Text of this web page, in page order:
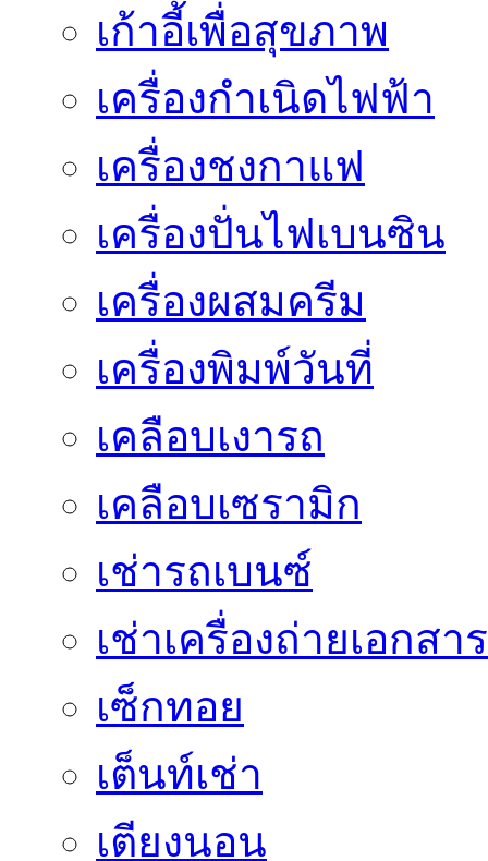
เก้าอี้เพื่อสุขภาพ
เครื่องกำเนิดไฟฟ้า
เครื่องชงกาแฟ
เครื่องปั่นไฟเบนซิน
เครื่องผสมครีม
เครื่องพิมพ์วันที่
เคลือบเงารถ
เคลือบเซรามิก
เช่ารถเบนซ์
เช่าเครื่องถ่ายเอกสาร
เซ็กทอย
เต็นท์เช่า
เตียงนอน